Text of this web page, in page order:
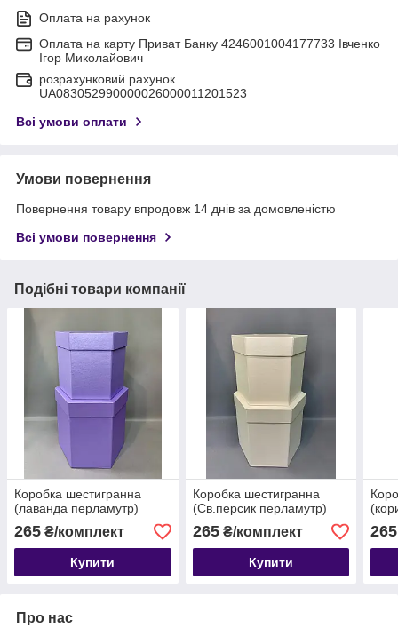
Оплата на рахунок
Оплата на карту Приват Банку 4246001004177733 Івченко
Ігор Миколайович
розрахунковий рахунок
UA083052990000026000011201523
Всі умови оплати
Умови повернення
Повернення товару впродовж 14 днів за домовленістю
Всі умови повернення
Подібні товари компанії
Коробка шестигранна
(лаванда перламутр)
265 ₴/комплект
Купити
Коробка шестигранна
(Св.персик перламутр)
265₴/комплект
Купити
265
Про нас